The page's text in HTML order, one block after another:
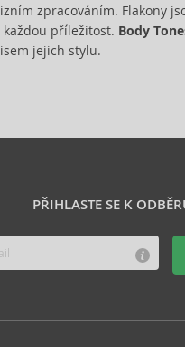
zpracováním. Flakony
příležitost. Body
jejich stylu.
PŘIHLASTE SE K